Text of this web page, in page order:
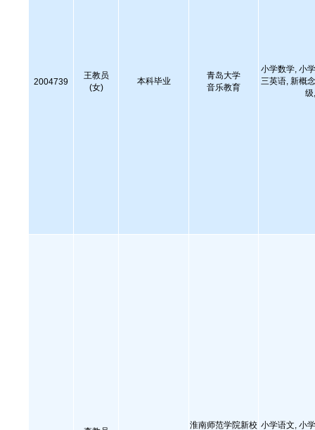
2004739
王教员
(女)
本科毕业
青岛大学
音乐教育
小学数学, 小
三英语, 新概
级
淮南师范学院新校 小学语文, 小